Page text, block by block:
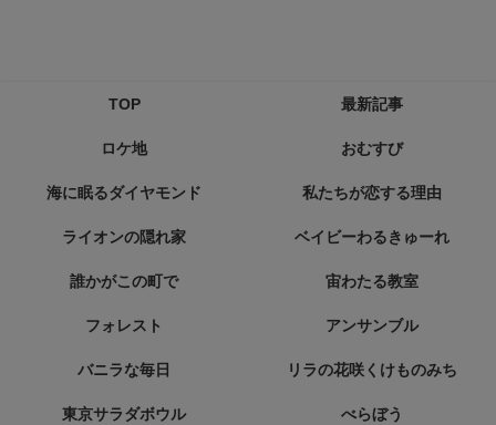
TOP 最新記事
ロケ地 おむすび
海に眠るダイヤモンド 私たちが恋する理由
ライオンの隠れ家 ベイビーわるきゅーれ
誰かがこの町で 宙わたる教室
フォレスト アンサンブル
バニラな毎日 リラの花咲くけものみち
東京サラダボウル べらぼう